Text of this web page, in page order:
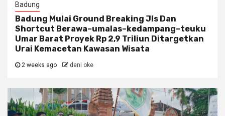
Badung
Badung Mulai Ground Breaking Jls Dan
Shortcut Berawa–umalas–kedampang–teuku
Umar Barat Proyek Rp 2,9 Triliun Ditargetkan
Urai Kemacetan Kawasan Wisata
2 weeks ago deni oke